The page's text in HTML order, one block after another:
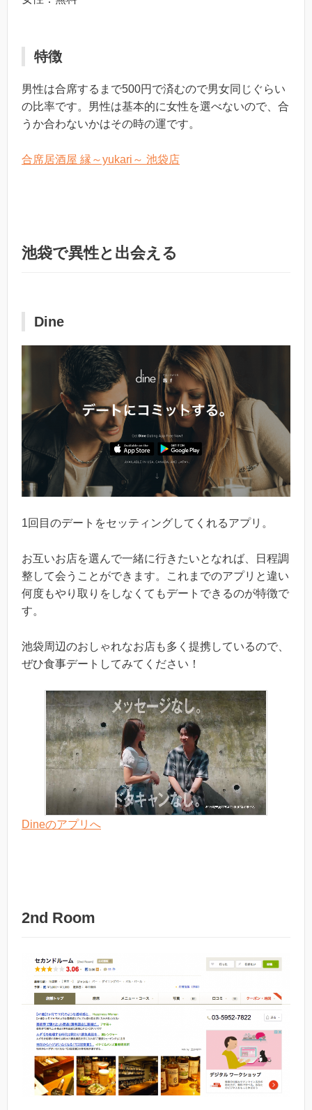
特徴
男性は合席するまで500円で済むので男女同じぐらい
の比率です。男性は基本的に女性を選べないので、合
うか合わないかはその時の運です。
合席居酒屋 縁～yukari～ 池袋店
池袋で異性と出会える
Dine
1回目のデートをセッティングしてくれるアプリ。
お互いお店を選んで一緒に行きたいとなれば、日程調
整して会うことができます。これまでのアプリと違い
何度もやり取りをしなくてもデートできるのが特徴で
す。
池袋周辺のおしゃれなお店も多く提携しているので、
ぜひ食事デートしてみてください！
Dineのアプリへ
2nd Room